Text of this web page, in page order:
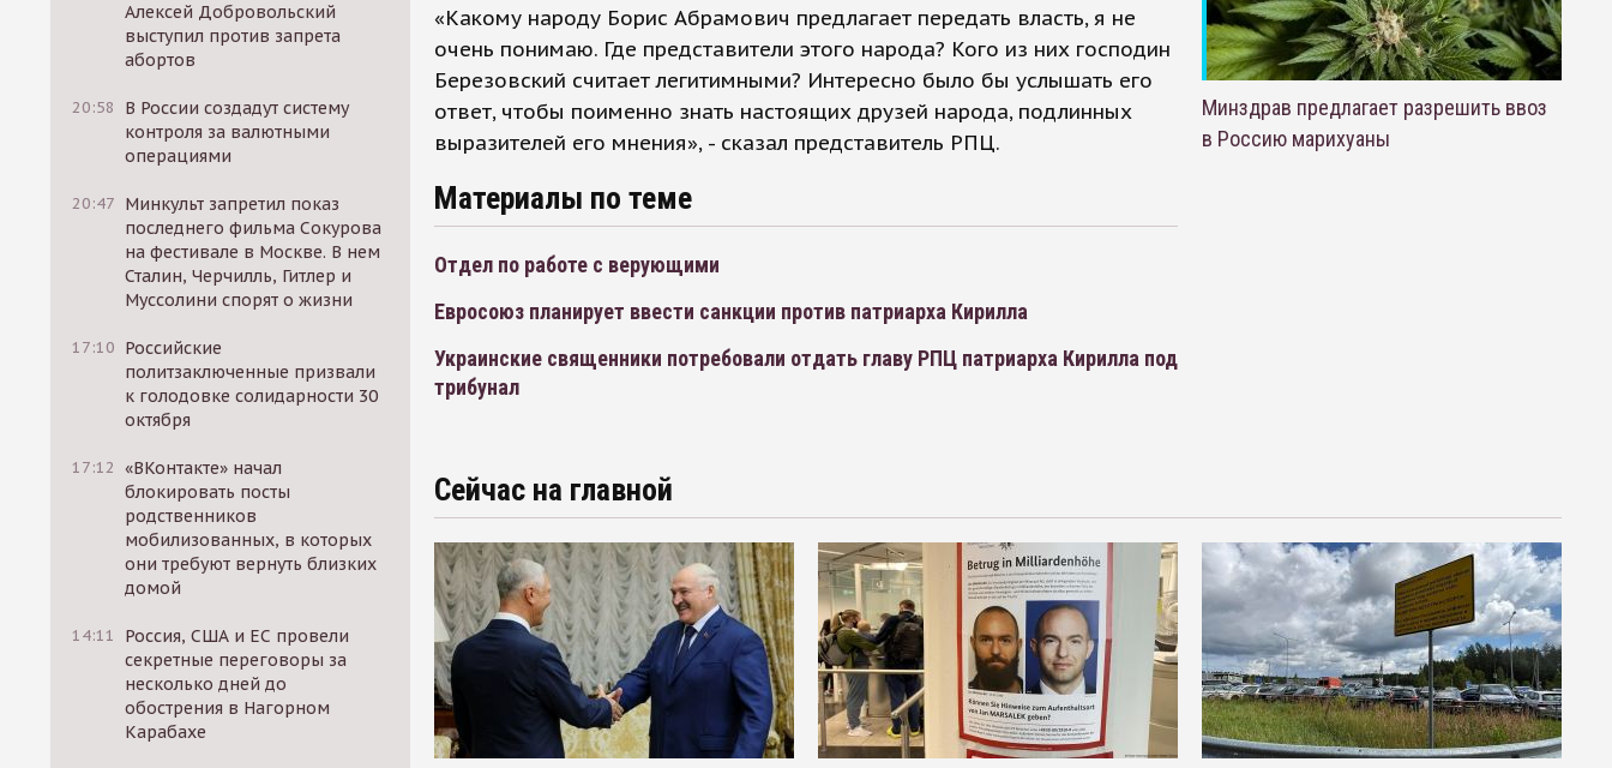
Алексей Добровольский
выступил против запрета
абортов
20:58
В России создадут систему
контроля за валютными
операциями
20:47 Минкульт запретил показ
последнего фильма Сокурова
на фестивале в Москве. В нем
Сталин, Черчилль, Гитлер и
Муссолини спорят о жизни
17:10 Российские
политзаключенные призвали
к голодовке солидарности 30
октября
17:12 «ВКонтакте» начал
блокировать посты
родственников
мобилизованных, в которых
они требуют вернуть близких
домой
14:11
Россия, США и ЕС провели
секретные переговоры за
несколько дней до
обострения в Нагорном
Карабахе
«Какому народу Борис Абрамович предлагает передать власть, я не
очень понимаю. Где представители этого народа? Кого из них господин
Березовский считает легитимными? Интересно было бы услышать его
ответ, чтобы поименно знать настоящих друзей народа, подлинных
выразителей его мнения», - сказал представитель РПЦ.
Материалы по теме
Отдел по работе с верующими
Евросоюз планирует ввести санкции против патриарха Кирилла
Украинские священники потребовали отдать главу РПЦ патриарха Кирилла под
трибунал
Минздрав предлагает разрешить ввоз
в Россию марихуаны
Сейчас на главной